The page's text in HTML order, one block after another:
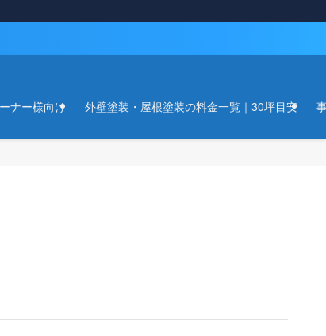
ナー様向け 外壁塗装・屋根塗装の料金一覧｜30坪目安